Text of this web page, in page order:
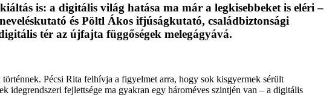
is: a digitális világ hatása ma már a legkisebbeket is eléri –
és Pöltl Ákos ifjúságkutató, családbiztonsági
tér az újfajta függőségek melegágyává.
Pécsi Rita felhívja a figyelmet arra, hogy sok kisgyermek sérült
idegrendszeri fejlettsége ma gyakran egy hároméves szintjén van – a digitális